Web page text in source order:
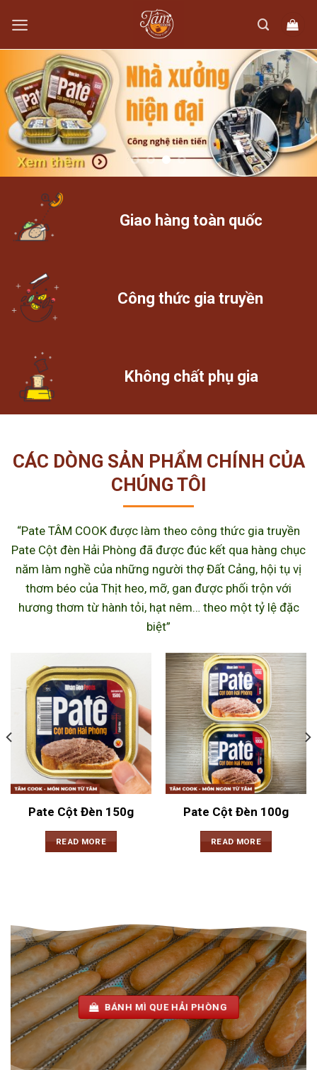
content
Giao hàng toàn quốc
Công thức gia truyền
Không chất phụ gia
CÁC DÒNG SẢN PHẨM CHÍNH CỦA
CHÚNG TÔI
“Pate TÂM COOK được làm theo công thức gia truyền
Pate Cột đèn Hải Phòng đã được đúc kết qua hàng chục
năm làm nghề của những người thợ Đất Cảng, hội tụ vị
thơm béo của Thịt heo, mỡ, gan được phối trộn với
hương thơm từ hành tỏi, hạt nêm… theo một tỷ lệ đặc
biệt”
Pate Cột Đèn 150g
READ MORE
Pate Cột Đèn 100g
READ MORE
BÁNH MÌ QUE HẢI PHÒNG